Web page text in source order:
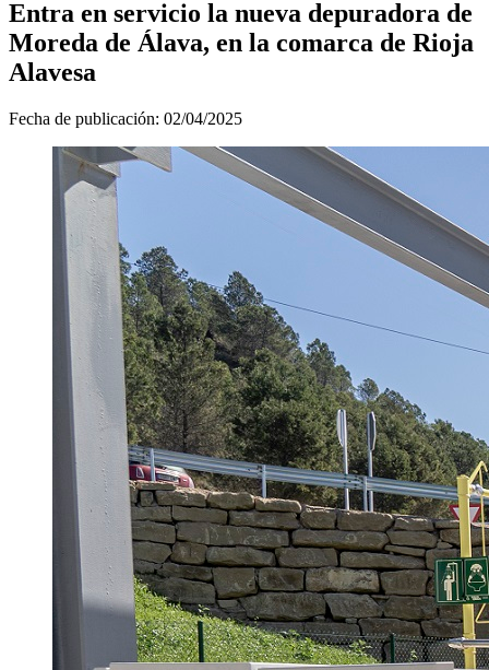
Entra en servicio la nueva depuradora de
Moreda de Álava, en la comarca de Rioja
Alavesa
Fecha de publicación: 02/04/2025